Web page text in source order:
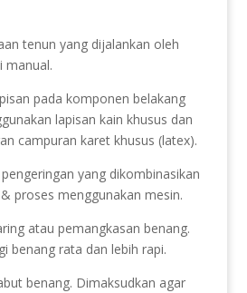
tenun yang dijalankan oleh
manual.
pada komponen belakang
lapisan kain khusus dan
campuran karet khusus (latex).
yang dikombinasikan
proses menggunakan mesin.
atau pemangkasan benang.
benang rata dan lebih rapi.
benang. Dimaksudkan agar